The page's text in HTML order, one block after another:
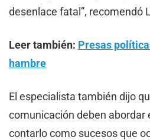
desenlace fatal”, recomendó
Leer también: Presas
hambre
El especialista también dijo
comunicación deben abordar
contarlo como sucesos que